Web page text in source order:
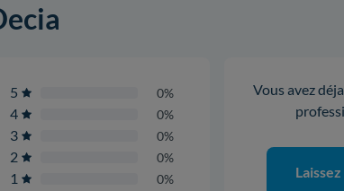
5 0%
4 0%
3 0%
2 0%
1 0%
Vous avez